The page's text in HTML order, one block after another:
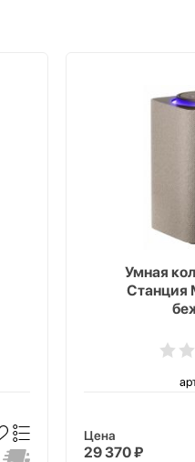
Умная
Станция
Цена
29 370 ₽